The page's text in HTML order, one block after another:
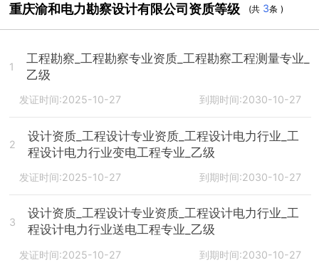
重庆渝和电力勘察设计有限公司资质等级 (共 3条 )
1
工程勘察_工程勘察专业资质_工程勘察工程测量专业_
乙级
发证时间:2025-10-27 到期时间:2030-10-27
2
设计资质_工程设计专业资质_工程设计电力行业_工
程设计电力行业变电工程专业_乙级
发证时间:2025-10-27 到期时间:2030-10-27
3
设计资质_工程设计专业资质_工程设计电力行业_工
程设计电力行业送电工程专业_乙级
发证时间:2025-10-27 到期时间:2030-10-27